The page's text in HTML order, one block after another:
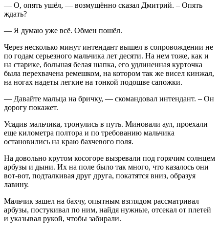
— О, опять ушёл, — возмущённо сказал Дмитрий. – Опять
ждать?
— Я думаю уже всё. Обмен пошёл.
Через несколько минут интендант вышел в сопровождении не
по годам серьезного мальчика лет десяти. На нем тоже, как и
на старике, большая белая шапка, его удлиненная курточка
была перехвачена ремешком, на котором так же висел кинжал,
на ногах надеты легкие на тонкой подошве сапожки.
— Давайте мальца на бричку, — скомандовал интендант. – Он
дорогу покажет.
Усадив мальчика, тронулись в путь. Миновали аул, проехали
еще километра полтора и по требованию мальчика
остановились на краю бахчевого поля.
На довольно крутом косогоре вызревали под горячим солнцем
арбузы и дыни. Их на поле было так много, что казалось они
вот-вот, подталкивая друг друга, покатятся вниз, образуя
лавину.
Мальчик зашел на бахчу, опытным взглядом рассматривал
арбузы, постукивал по ним, найдя нужные, отсекал от плетей
и указывал рукой, чтобы забирали.